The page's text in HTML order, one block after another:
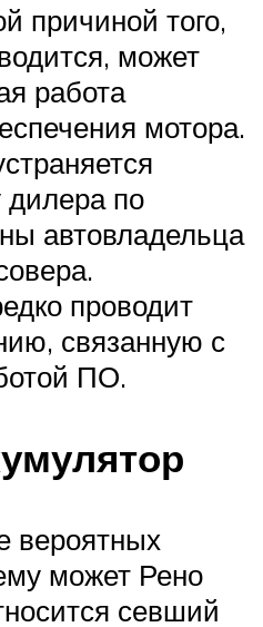
причиной того,
может
работа
мотора.
дилера по
автовладельца
проводит
связанную с
ПО.
вероятных
может Рено
севший